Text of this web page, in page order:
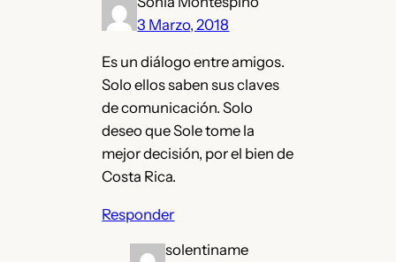
3 Marzo, 2018
Es un diálogo entre amigos.
Solo ellos saben sus claves
de comunicación. Solo
deseo que Sole tome la
mejor decisión, por el bien de
Costa Rica.
Responder
solentiname